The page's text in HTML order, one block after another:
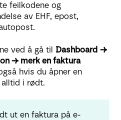
feilkodene og
av EHF, epost,
ved å gå til Dashboard →
→ merk en faktura
hvis du åpner en
i rødt.
ut en faktura på e-